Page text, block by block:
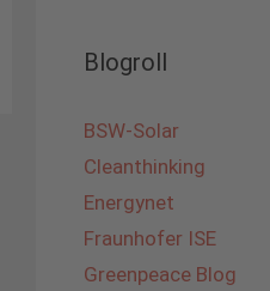
Blogroll
BSW-Solar
Cleanthinking
Energynet
Fraunhofer ISE
Greenpeace Blog